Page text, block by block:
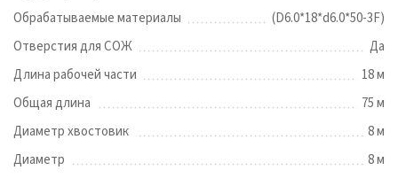
Обрабатываемые материалы
(D6.0*18*d6.0*50-3F)
Отверстия для СОЖ
Да
Длина рабочей части
18 м
Общая длина
75 м
Диаметр хвостовик
8 м
Диаметр
8 м